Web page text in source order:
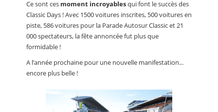
Ce sont ces moment incroyablesqui font le succès des
Classic Days ! Avec 1500 voitures inscrites, 500 voitures en
piste, 586 voitures pour la Parade Autosur Classic et 21
000 spectateurs, la fête annoncée fut plus que
formidable !
A l’année prochaine pour une nouvelle manifestation...
encore plus belle !